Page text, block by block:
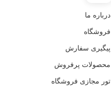
درباره ما
فروشگاه
پیگیری سفارش
محصولات پرفروش
تور مجازی فروشگاه